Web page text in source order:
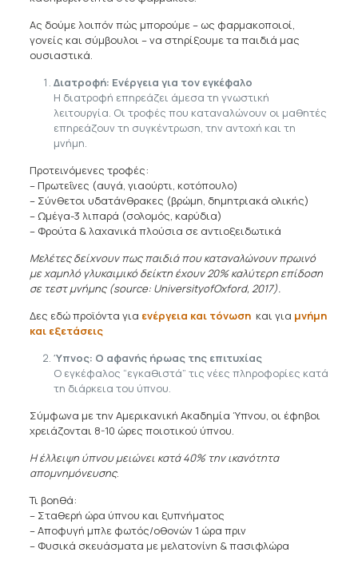
Ας δούμε λοιπόν πώς μπορούμε – ως φαρμακοποιοί,
γονείς και σύμβουλοι – να στηρίξουμε τα παιδιά μας
ουσιαστικά.
Διατροφή: Ενέργεια για τον εγκέφαλο
Η διατροφή επηρεάζει άμεσα τη γνωστική
λειτουργία. Οι τροφές που καταναλώνουν οι μαθητές
επηρεάζουν τη συγκέντρωση, την αντοχή και τη
μνήμη.
Προτεινόμενες τροφές:
– Πρωτεΐνες (αυγά, γιαούρτι, κοτόπουλο)
– Σύνθετοι υδατάνθρακες (βρώμη, δημητριακά ολικής)
– Ωμέγα-3 λιπαρά (σολομός, καρύδια)
– Φρούτα & λαχανικά πλούσια σε αντιοξειδωτικά
Μελέτες δείχνουν πως παιδιά που καταναλώνουν πρωινό
με χαμηλό γλυκαιμικό δείκτη έχουν 20% καλύτερη επίδοση
σε τεστ μνήμης (source: UniversityofOxford, 2017).
Δες εδώ προϊόντα για ενέργεια και τόνωση και για μνήμη
και εξετάσεις
Ύπνος: Ο αφανής ήρωας της επιτυχίας
Ο εγκέφαλος “εγκαθιστά” τις νέες πληροφορίες κατά
τη διάρκεια του ύπνου.
Σύμφωνα με την Αμερικανική Ακαδημία Ύπνου, οι έφηβοι
χρειάζονται 8-10 ώρες ποιοτικού ύπνου.
Η έλλειψη ύπνου μειώνει κατά 40% την ικανότητα
απομνημόνευσης.
Τι βοηθά:
– Σταθερή ώρα ύπνου και ξυπνήματος
– Αποφυγή μπλε φωτός/οθονών 1 ώρα πριν
– Φυσικά σκευάσματα με μελατονίνη & πασιφλώρα